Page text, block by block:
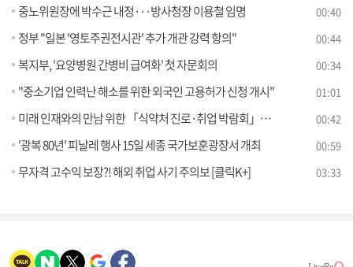
중노위원장에 박수근 내정···방사청장 이용철 임명 00:40
정부 "일본 '영토주권전시관' 추가 개관 강력 항의" 00:44
복지부, '요양병원 간병비 급여화' 첫 자문회의 00:34
"중소기업 인력난 해소를 위한 외국인 고용허가 신청 개시" 01:01
미래 인재와의 만남 위한 「식약처 진로·취업 박람회」개최 00:42
'광복 80년' 피날레 행사 15일 세종 국가보훈광장서 개최 00:59
무자격 고수익 보장?! 해외 취업 사기 주의보 [클릭K+] 03:33